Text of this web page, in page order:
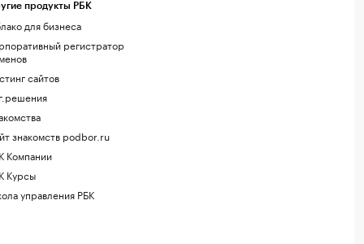
продукты РБК
для бизнеса
регистратор
сайтов
знакомств podbor.ru
Компании
Курсы
управления РБК